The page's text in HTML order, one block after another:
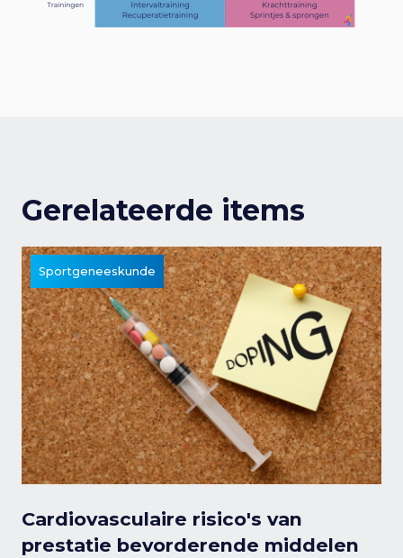
Gerelateerde items
Sportgeneeskunde
Cardiovasculaire risico's van
prestatie bevorderende middelen